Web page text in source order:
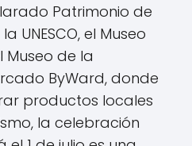
Patrimonio de
UNESCO, el Museo
Museo de la
ByWard, donde
productos locales
la celebración